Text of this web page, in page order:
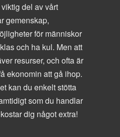
del av vårt
gemenskap,
för människor
och ha kul. Men att
resurser, och ofta är
ekonomin att gå ihop.
kan du enkelt stötta
som du handlar
dig något extra!